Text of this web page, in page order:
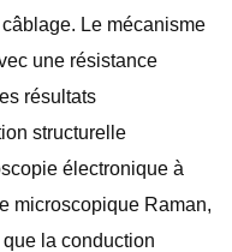
Le mécanisme
une résistance
résultats
structurelle
électronique à
microscopique Raman,
la conduction